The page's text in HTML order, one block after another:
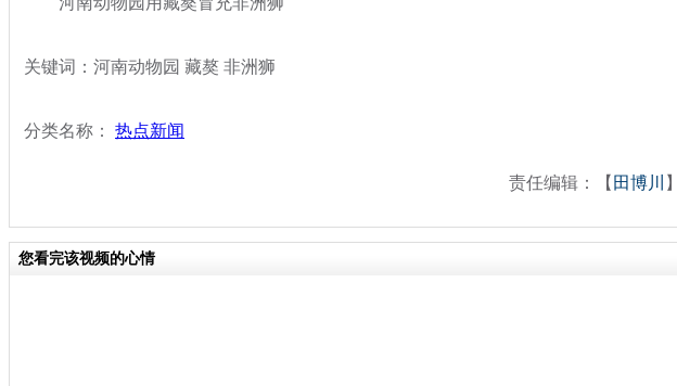
关键词：河南动物园 藏獒 非洲狮
分类名称： 热点新闻
责任编辑：【 田博川 】
您看完该视频的心情